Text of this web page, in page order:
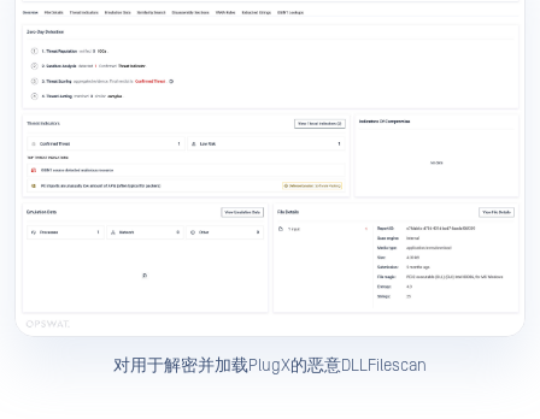
对用于解密并加载PlugX的恶意DLLFilescan